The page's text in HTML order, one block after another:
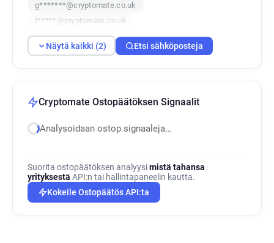
g*******@cryptomate.co.uk
t*****@cryptomate.co.uk
Näytä kaikki (2) Etsi sähköposteja
Cryptomate Ostopäätöksen Signaalit
Analysoidaan ostop signaaleja…
Suorita ostopäätöksen analyysimistä tahansa
yrityksestä API:n tai hallintapaneelin kautta.
Kokeile Ostopäätös API:ta